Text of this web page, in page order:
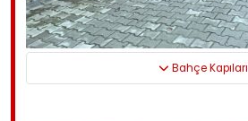
Bahçe Kapıları